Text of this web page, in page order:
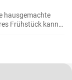
hausgemachte
Frühstück kann